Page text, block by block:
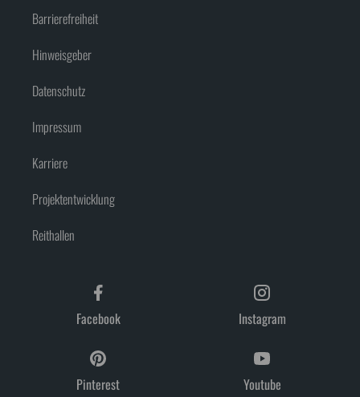
Barrierefreiheit
Hinweisgeber
Datenschutz
Impressum
Karriere
Projektentwicklung
Reithallen
Facebook Instagram
Pinterest Youtube